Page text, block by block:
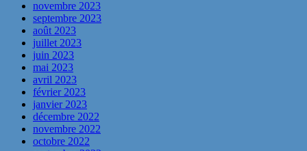
novembre 2023
septembre 2023
août 2023
juillet 2023
juin 2023
mai 2023
avril 2023
février 2023
janvier 2023
décembre 2022
novembre 2022
octobre 2022